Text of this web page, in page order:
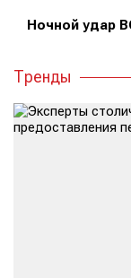
Ночной удар
Тренды